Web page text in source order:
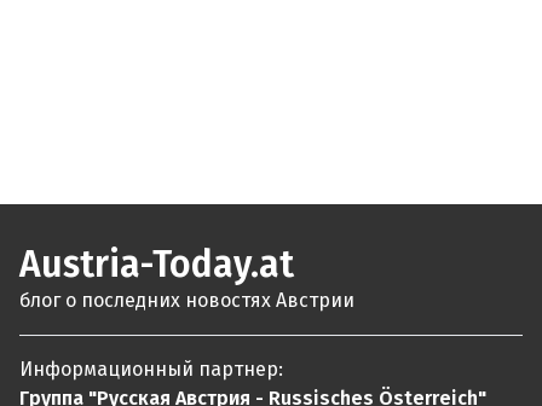
Austria-Today.at
блог о последних новостях Австрии
Информационный партнер:
Группа "Русская Австрия - Russisches Österreich"